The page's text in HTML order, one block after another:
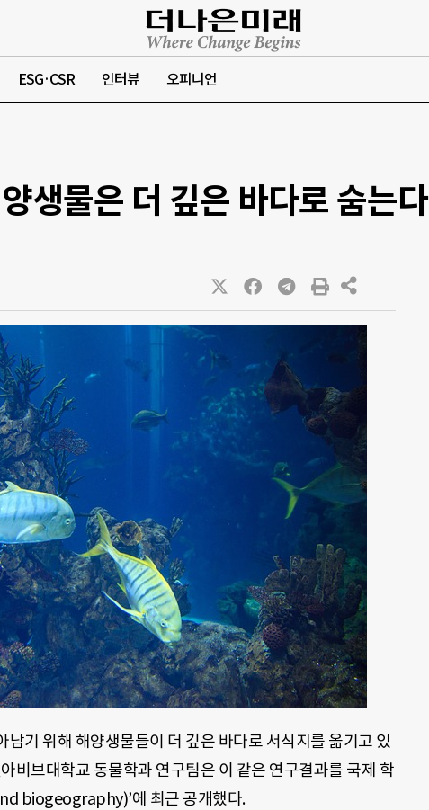
ESG·CSR 인터뷰 오피니언
생물은 더 깊은 바다로 숨는다
기 위해 해양생물들이 더 깊은 바다로 서식지를 옮기고 있
비브대학교 동물학과 연구팀은 이 같은 연구결과를 국제 학
biogeography)’에 최근 공개했다.